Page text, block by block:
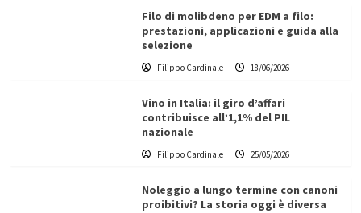
Filo di molibdeno per EDM a filo:
prestazioni, applicazioni e guida alla
selezione
Filippo Cardinale 18/06/2026
Vino in Italia: il giro d’affari
contribuisce all’1,1% del PIL
nazionale
Filippo Cardinale 25/05/2026
Noleggio a lungo termine con canoni
proibitivi? La storia oggi è diversa